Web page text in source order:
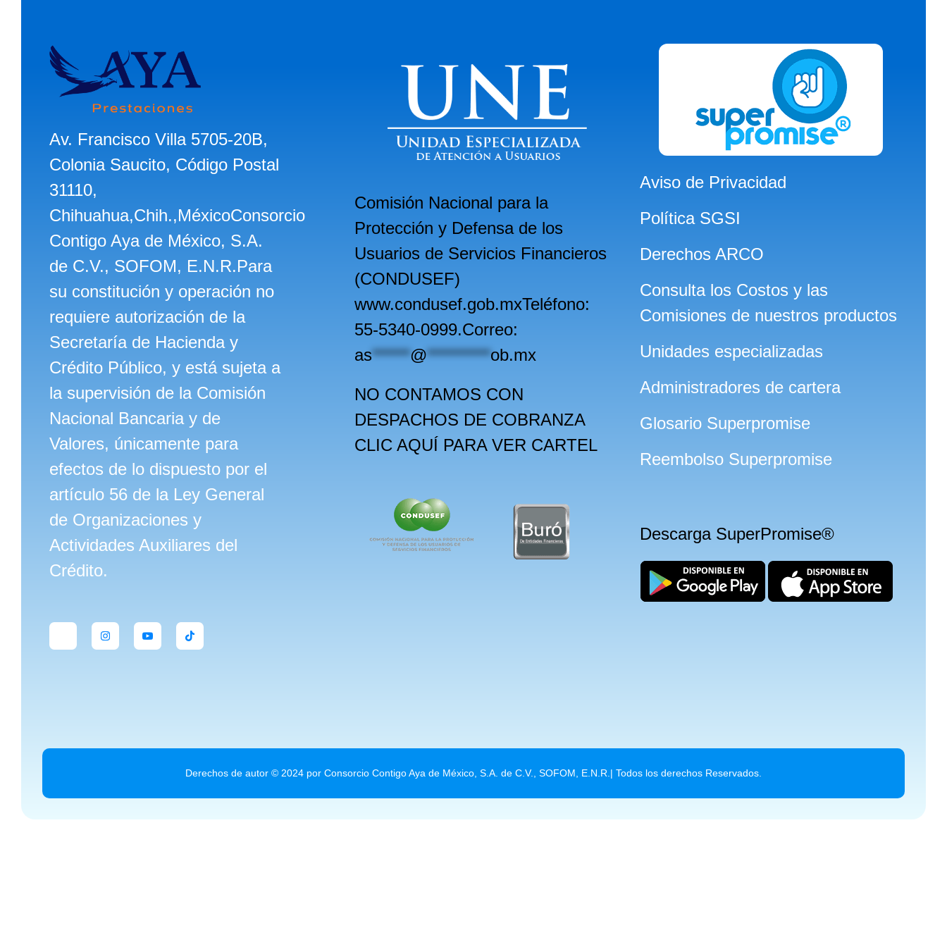
Av. Francisco Villa 5705-20B,
Colonia Saucito, Código Postal
31110,
Chihuahua,Chih.,MéxicoConsorcio
Contigo Aya de México, S.A.
de C.V., SOFOM, E.N.R.Para
su constitución y operación no
requiere autorización de la
Secretaría de Hacienda y
Crédito Público, y está sujeta a
la supervisión de la Comisión
Nacional Bancaria y de
Valores, únicamente para
efectos de lo dispuesto por el
artículo 56 de la Ley General
de Organizaciones y
Actividades Auxiliares del
Crédito.
Comisión Nacional para la
Protección y Defensa de los
Usuarios de Servicios Financieros
(CONDUSEF)
www.condusef.gob.mxTeléfono:
55-5340-0999.Correo:
as******@**********ob.mx
NO CONTAMOS CON
DESPACHOS DE COBRANZA
CLIC AQUÍ PARA VER CARTEL
Aviso de Privacidad
Política SGSI
Derechos ARCO
Consulta los Costos y las
Comisiones de nuestros productos
Unidades especializadas
Administradores de cartera
Glosario Superpromise
Reembolso Superpromise
Descarga SuperPromise®
Derechos de autor © 2024 por Consorcio Contigo Aya de México, S.A. de C.V., SOFOM, E.N.R.| Todos los derechos Reservados.